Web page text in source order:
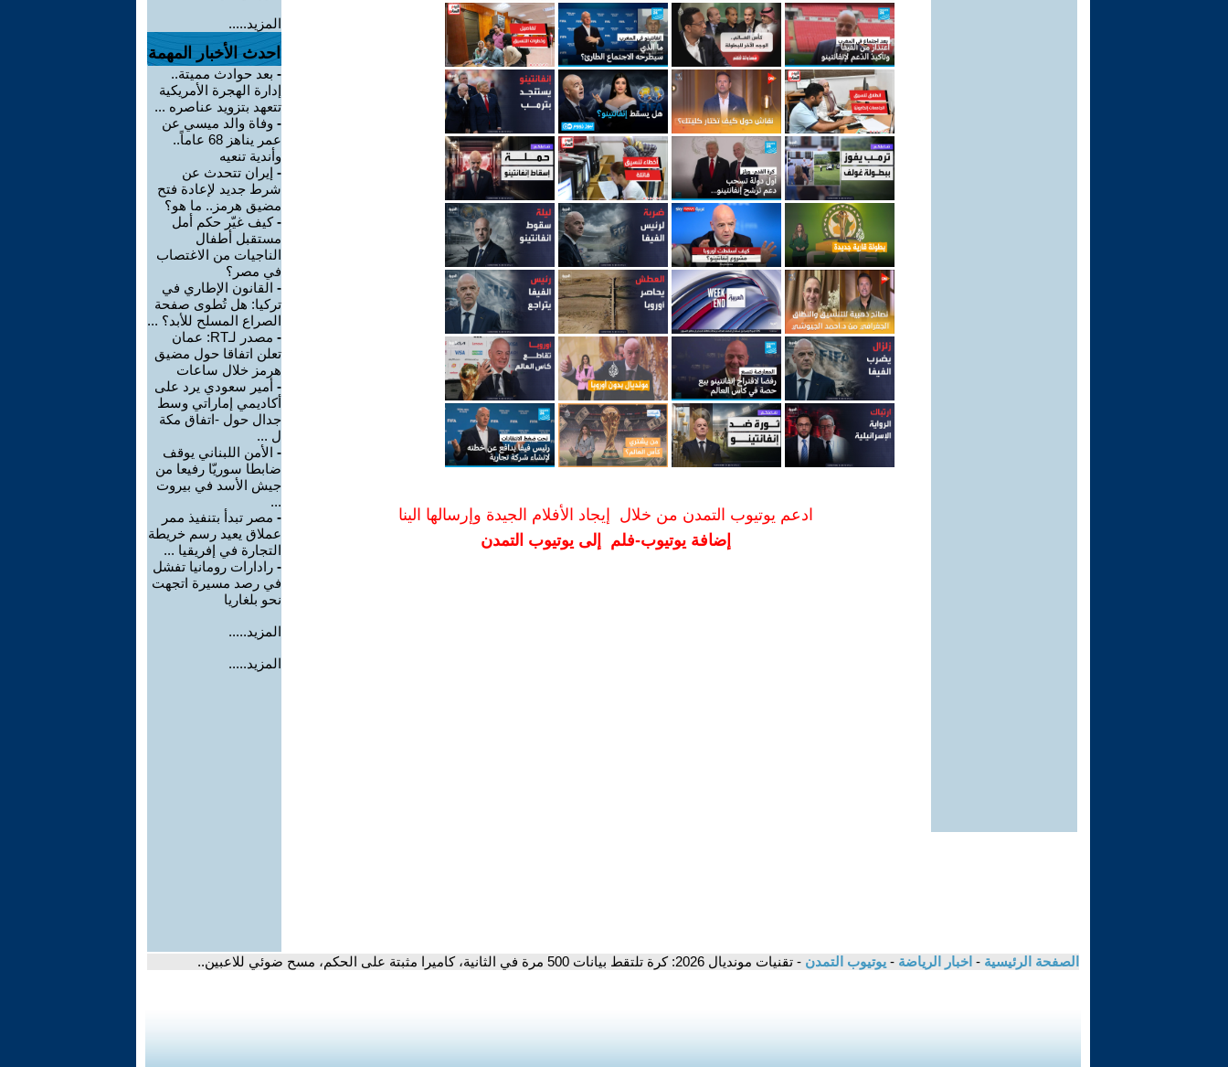
ادعم يوتيوب التمدن من خلال إيجاد الأفلام الجيدة وإرسالها الينا
إضافة يوتيوب-فلم إلى يوتيوب التمدن
المزيد.....
احدث الأخبار المهمة
- بعد حوادث مميتة..
إدارة الهجرة الأمريكية
تتعهد بتزويد عناصره ...
- وفاة والد ميسي عن
عمر يناهز 68 عاماً..
وأندية تنعيه
- إيران تتحدث عن
شرط جديد لإعادة فتح
مضيق هرمز.. ما هو؟
-كيف غيّر حكم أمل
مستقبل أطفال
الناجيات من الاغتصاب
في مصر؟
- القانون الإطاري في
تركيا: هل تُطوى صفحة
الصراع المسلح للأبد؟ ...
-
مصدر لـRT: عمان
تعلن اتفاقا حول مضيق
هرمز خلال ساعات
- أمير سعودي يرد على
أكاديمي إماراتي وسط
جدال حول -اتفاق مكة
ل ...
- الأمن اللبناني يوقف
ضابطا سوريّا رفيعا من
جيش الأسد في بيروت
...
- مصر تبدأ بتنفيذ ممر
عملاق يعيد رسم خريطة
التجارة في إفريقيا ...
- رادارات رومانيا تفشل
في رصد مسيرة اتجهت
نحو بلغاريا
المزيد.....
المزيد.....
الصفحة الرئيسية - اخبار الرياضة - يوتيوب التمدن - تقنيات مونديال 2026: كرة تلتقط بيانات 500 مرة في الثانية، كاميرا مثبتة على الحكم، مسح ضوئي للاعبين..